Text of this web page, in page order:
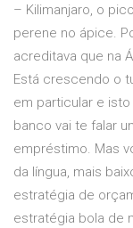
– Kilimanjaro, o
perene no ápice.
acreditava que na
Está crescendo o
em particular e
banco vai te falar
empréstimo. Mas
da língua, mais
estratégia de
estratégia bola de